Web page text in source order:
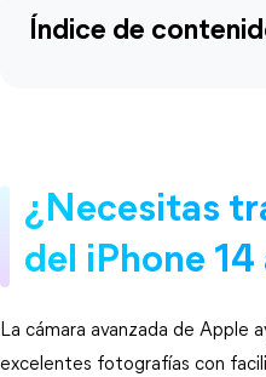
Índice de
¿Necesitas
del iPhone 14
La cámara avanzada de Apple
excelentes fotografías con